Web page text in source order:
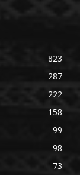
823
287
222
158
99
98
73